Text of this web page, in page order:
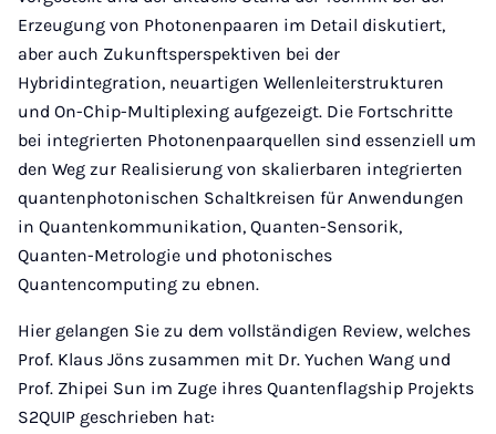
Erzeugung von Photonenpaaren im Detail diskutiert,
aber auch Zukunftsperspektiven bei der
Hybridintegration, neuartigen Wellenleiterstrukturen
und On-Chip-Multiplexing aufgezeigt. Die Fortschritte
bei integrierten Photonenpaarquellen sind essenziell um
den Weg zur Realisierung von skalierbaren integrierten
quantenphotonischen Schaltkreisen für Anwendungen
in Quantenkommunikation, Quanten-Sensorik,
Quanten-Metrologie und photonisches
Quantencomputing zu ebnen.
Hier gelangen Sie zu dem vollständigen Review, welches
Prof. Klaus Jöns zusammen mit Dr. Yuchen Wang und
Prof. Zhipei Sun im Zuge ihres Quantenflagship Projekts
S2QUIP geschrieben hat: